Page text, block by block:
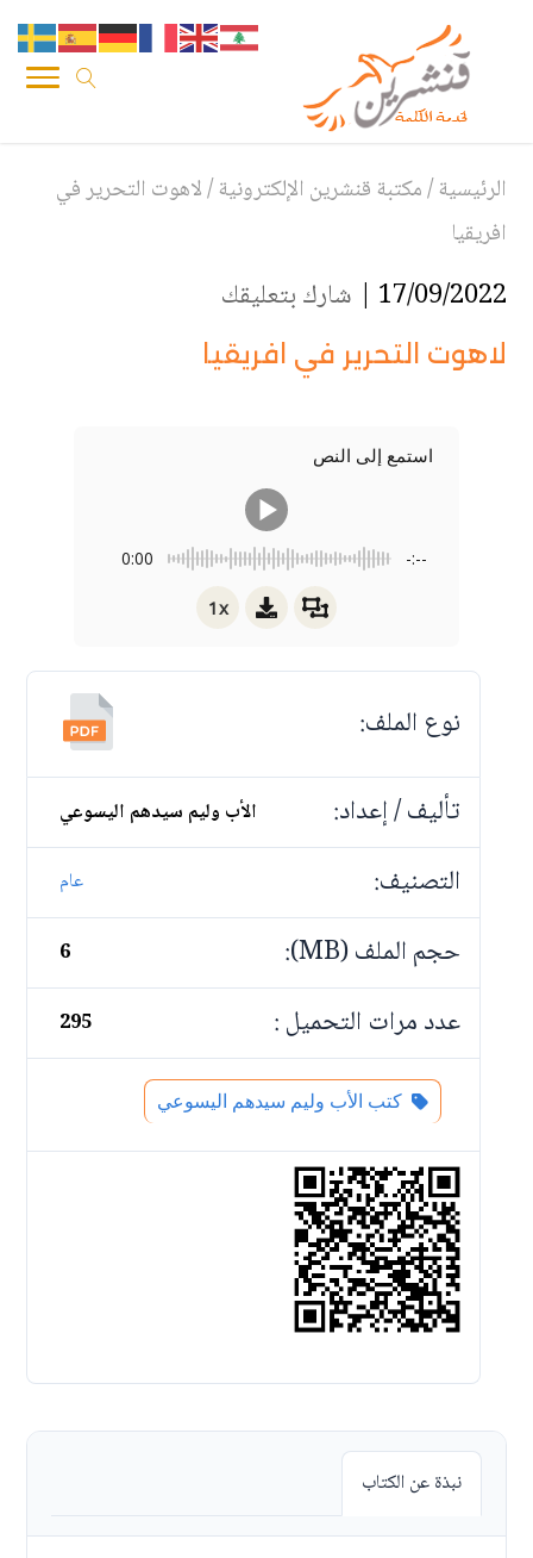
الرئيسية/مكتبة قنشرين الإلكترونية/لاهوت التحرير في
افريقيا
17/09/2022 | شارك بتعليقك
لاهوت التحرير في افريقيا
استمع إلى النص
0:00 -:--
1x
نوع الملف:
تأليف / إعداد:
الأب وليم سيدهم اليسوعي
التصنيف: عام
حجم الملف (MB): 6
عدد مرات التحميل : 295
كتب الأب وليم سيدهم اليسوعي
نبذة عن الكتاب